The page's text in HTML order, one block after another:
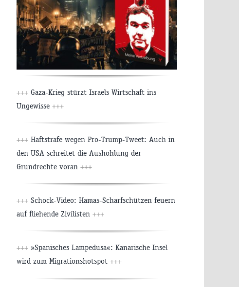
+++ Gaza-Krieg stürzt Israels Wirtschaft ins
Ungewisse +++
+++ Haftstrafe wegen Pro-Trump-Tweet: Auch in
den USA schreitet die Aushöhlung der
Grundrechte voran +++
+++ Schock-Video: Hamas-Scharfschützen feuern
auf fliehende Zivilisten +++
+++ »Spanisches Lampedusa«: Kanarische Insel
wird zum Migrationshotspot +++